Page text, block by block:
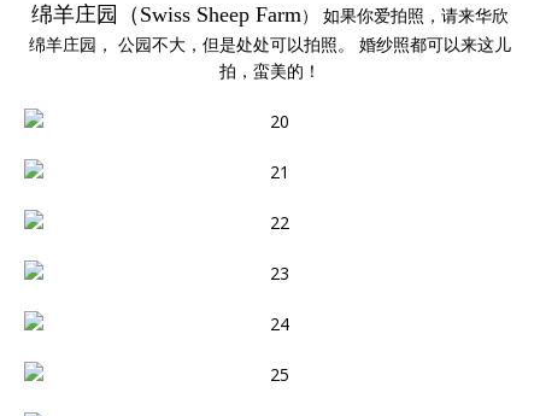
绵羊庄园（Swiss Sheep Farm） 如果你爱拍照，请来华欣
绵羊庄园， 公园不大，但是处处可以拍照。 婚纱照都可以来这儿
拍，蛮美的！